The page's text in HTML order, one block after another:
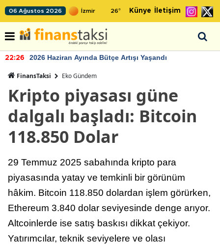
06 Ağustos 2026 26° Künye İletişim
22:26 2026 Haziran Ayında Bütçe Artışı Yaşandı
FinansTaksi Eko Gündem
Kripto piyasası güne
dalgalı başladı: Bitcoin
118.850 Dolar
29 Temmuz 2025 sabahında kripto para
piyasasında yatay ve temkinli bir görünüm
hâkim. Bitcoin 118.850 dolardan işlem görürken,
Ethereum 3.840 dolar seviyesinde denge arıyor.
Altcoinlerde ise satış baskısı dikkat çekiyor.
Yatırımcılar, teknik seviyelere ve olası